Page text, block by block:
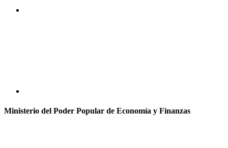
Ministerio del Poder Popular de Economía y Finanzas